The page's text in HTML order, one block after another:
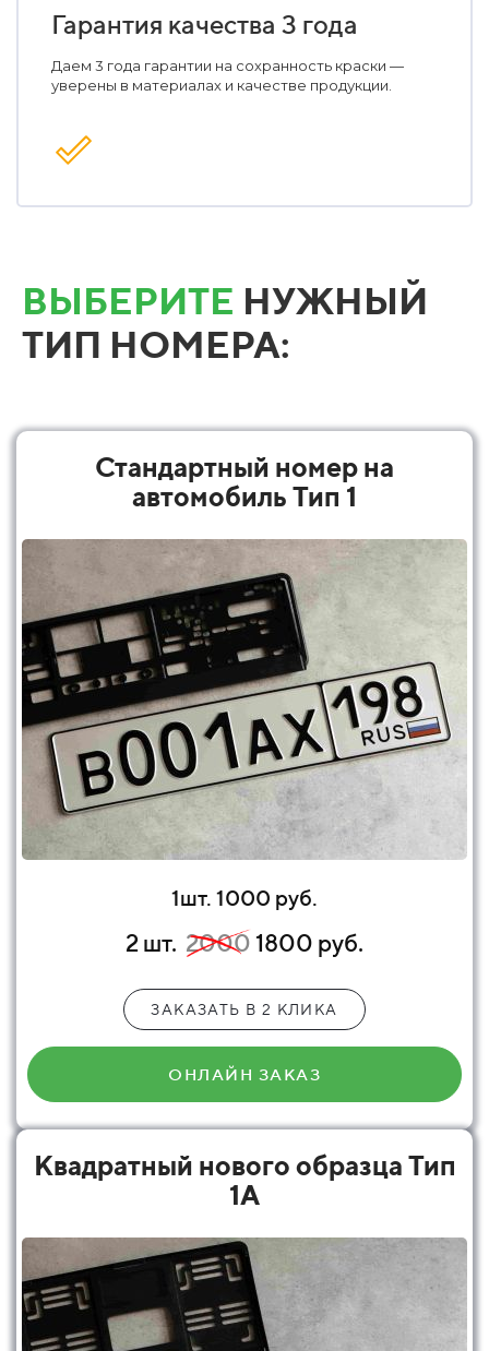
Гарантия качества 3 года
Даем 3 года гарантии на сохранность краски —
уверены в материалах и качестве продукции.
ВЫБЕРИТЕ НУЖНЫЙ
ТИП НОМЕРА:
Стандартный номер на
автомобиль Тип 1
1шт. 1000 руб.
2 шт. 20001800 руб.
ЗАКАЗАТЬ В 2 КЛИКА
ОНЛАЙН ЗАКАЗ
Квадратный нового образца Тип
1А